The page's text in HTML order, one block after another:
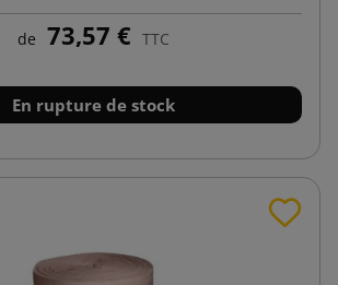
de 73,57 € TTC
En rupture de stock